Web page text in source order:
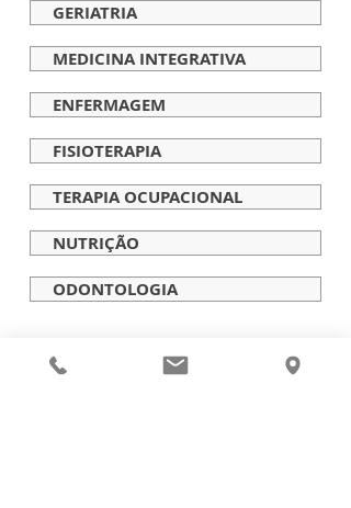
GERIATRIA
MEDICINA INTEGRATIVA
ENFERMAGEM
FISIOTERAPIA
TERAPIA OCUPACIONAL
NUTRIÇÃO
ODONTOLOGIA